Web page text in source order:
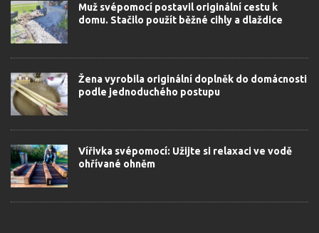
Muž svépomocí postavil originální cestu k
domu. Stačilo použít běžné cihly a dlaždice
Žena vyrobila originální doplněk do domácnosti
podle jednoduchého postupu
Vířivka svépomocí: Užijte si relaxaci ve vodě
ohřívané ohněm